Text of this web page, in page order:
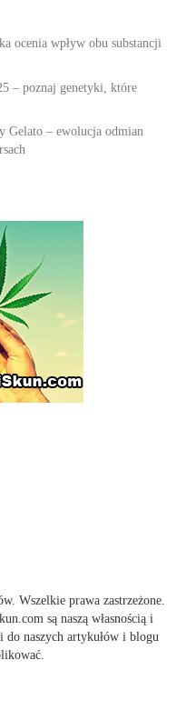
ocenia wpływ obu substancji
– poznaj genetyki, które
Gelato – ewolucja odmian
Wszelkie prawa zastrzeżone.
są naszą własnością i
naszych artykułów i blogu